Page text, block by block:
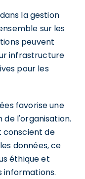
la gestion
sur les
peuvent
infrastructure
pour les
favorise une
de l'organisation.
conscient de
données, ce
éthique et
informations.